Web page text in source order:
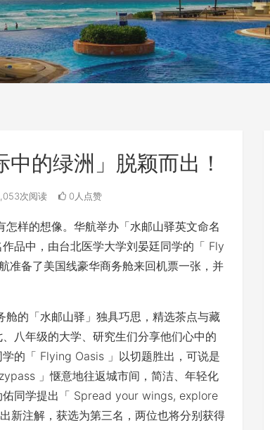
的绿洲」脱颖而出！
次阅读 0人点赞
样的想像。华航举办「水邮山驿英文命名
品中，由台北医学大学刘晏廷同学的「 Fly
准备了美国线豪华商务舱来回机票一张，并
的「水邮山驿」独具巧思，精选茶点与藏
八年级的大学、研究生们分享他们心中的
的「 Flying Oasis 」以切题胜出，可说是
」惬意地往返城市间，简洁、年轻化
佑同学提出「 Spread your wings, explore
新注解，获选为第三名，两位也将分别获得